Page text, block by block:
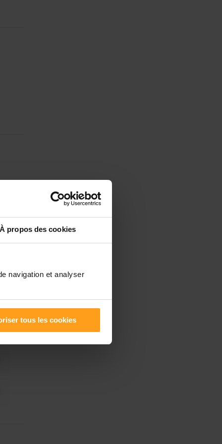
À propos des cookies
navigation et analyser
tous les cookies